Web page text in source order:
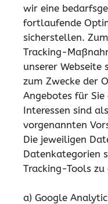
wir eine
fortlaufende
sicherstellen.
Tracking-
unserer Webseite
zum Zwecke der
Angebotes für
Interessen sind
vorgenannten
Die jeweiligen
Datenkategorien
Tracking-Tools
a) Google